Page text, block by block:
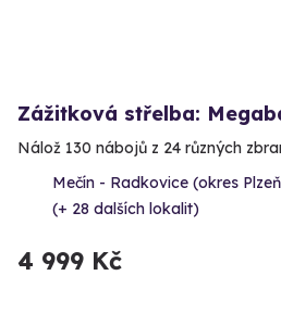
Zážitková střelba:
Nálož 130 nábojů z 24 různých
Mečín - Radkovice (okres
(+ 28 dalších lokalit)
4 999 Kč